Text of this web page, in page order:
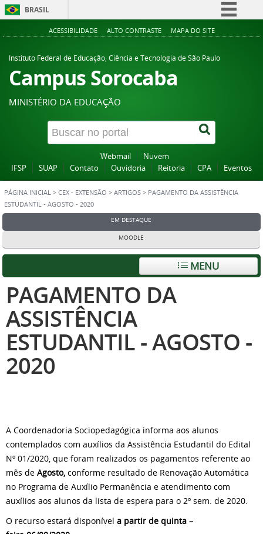
BRASIL
Simplifique!
Acesso à informação
Canais
ACESSIBILIDADE ALTO CONTRASTE MAPA DO SITE
Instituto Federal de Educação, Ciência e Tecnologia de São Paulo
Campus Sorocaba
MINISTÉRIO DA EDUCAÇÃO
Webmail
Nuvem
IFSP
SUAP Contato Ouvidoria Reitoria CPA Eventos
PÁGINA INICIAL > CEX - EXTENSÃO > ARTIGOS > PAGAMENTO DA ASSISTÊNCIA
ESTUDANTIL - AGOSTO - 2020
EM DESTAQUE
MOODLE
MENU
PAGAMENTO DA
ASSISTÊNCIA
ESTUDANTIL - AGOSTO -
2020
A Coordenadoria Sociopedagógica informa aos alunos
contemplados com auxílios da Assistência Estudantil do Edital
Nº 01/2020, que foram realizados os pagamentos referente ao
mês de Agosto, conforme resultado de Renovação Automática
no Programa de Auxílio Permanência e atendimento com
auxílios aos alunos da lista de espera para o 2º sem. de 2020.
O recurso estará disponível a partir de quinta –